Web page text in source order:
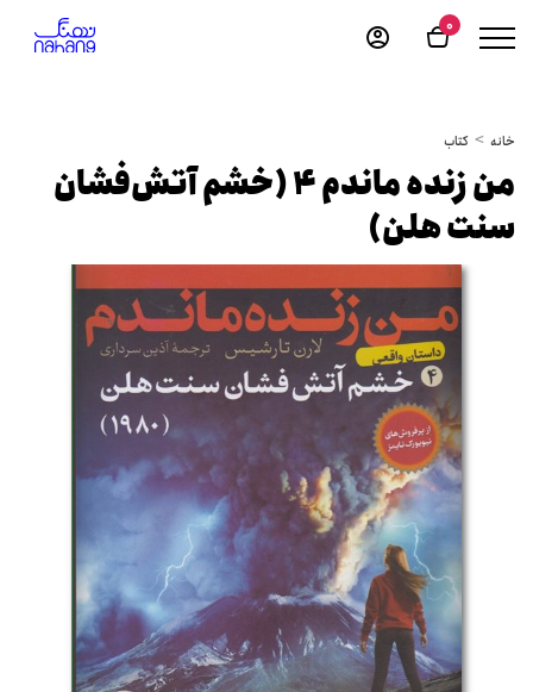
0
خانه کتاب
من زنده ماندم 4 (خشم آتش‌فشان
سنت هلن)